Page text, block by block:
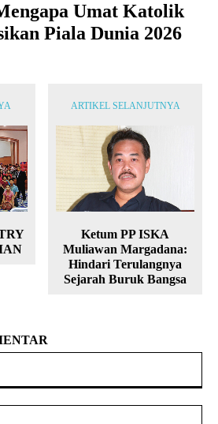
Umat Katolik
Piala Dunia 2026
ARTIKEL SELANJUTNYA
Ketum PP ISKA
Muliawan Margadana:
Hindari Terulangnya
Sejarah Buruk Bangsa